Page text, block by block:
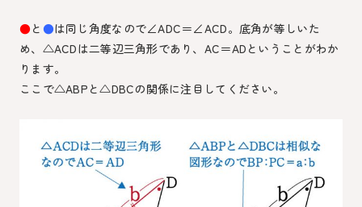
●と ●は同じ角度なので∠ADC＝∠ACD。底角が等しいた
め、△ACDは二等辺三角形であり、AC＝ADということがわか
ります。
ここで△ABPと△DBCの関係に注目してください。